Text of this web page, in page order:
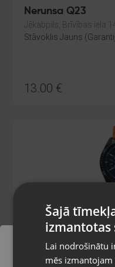
Nerunsa Q23
Jēkabpils, Brīvības iela
Stāvoklis Jauns
13.00 €
Aviator AVSW9516
Liepāja, Lielā iela 4
Stāvoklis Mazlietots
Šajā
izmantotas
Lai nodrošinātu
mēs